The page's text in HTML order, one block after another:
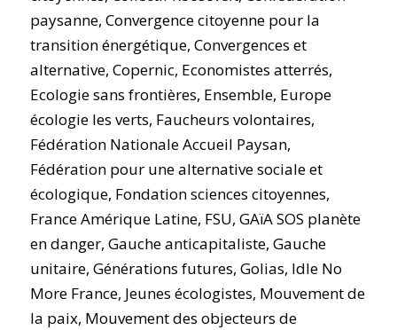
paysanne, Convergence citoyenne pour la
transition énergétique, Convergences et
alternative, Copernic, Economistes atterrés,
Ecologie sans frontières, Ensemble, Europe
écologie les verts, Faucheurs volontaires,
Fédération Nationale Accueil Paysan,
Fédération pour une alternative sociale et
écologique, Fondation sciences citoyennes,
France Amérique Latine, FSU, GAïA SOS planète
en danger, Gauche anticapitaliste, Gauche
unitaire, Générations futures, Golias, Idle No
More France, Jeunes écologistes, Mouvement de
la paix, Mouvement des objecteurs de